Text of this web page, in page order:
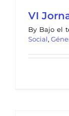
VI
By Bajo el
Social,